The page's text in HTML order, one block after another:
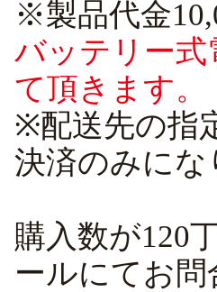
※製品代金
バッテリー式
て頂きます。
※配送先の指
決済のみに
購入数が120
ールにてお問